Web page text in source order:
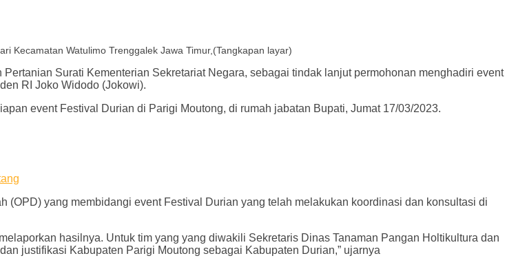
Kecamatan Watulimo Trenggalek Jawa Timur,(Tangkapan layar)
Surati Kementerian Sekretariat Negara, sebagai tindak lanjut permohonan menghadiri event
RI Joko Widodo (Jokowi).
event Festival Durian di Parigi Moutong, di rumah jabatan Bupati, Jumat 17/03/2023.
yang membidangi event Festival Durian yang telah melakukan koordinasi dan konsultasi di
hasilnya. Untuk tim yang yang diwakili Sekretaris Dinas Tanaman Pangan Holtikultura dan
justifikasi Kabupaten Parigi Moutong sebagai Kabupaten Durian,” ujarnya